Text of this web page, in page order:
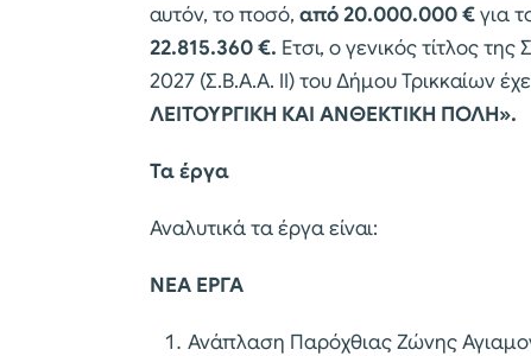
αυτόν, το ποσό, από 20.000.000 €για
22.815.360 €. Ετσι, ο γενικός τίτλος
2027 (Σ.Β.Α.Α. ΙΙ) του Δήμου Τρικκαίων
ΛΕΙΤΟΥΡΓΙΚΗ ΚΑΙ ΑΝΘΕΚΤΙΚΗ ΠΟΛΗ».
Τα έργα
Αναλυτικά τα έργα είναι:
ΝΕΑ ΕΡΓΑ
Ανάπλαση Παρόχθιας Ζώνης